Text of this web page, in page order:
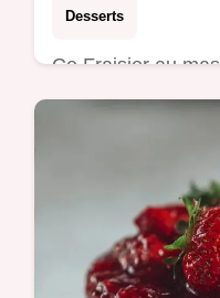
Desserts
Ce Fraisier au
crème onctueuse.
mascarpone